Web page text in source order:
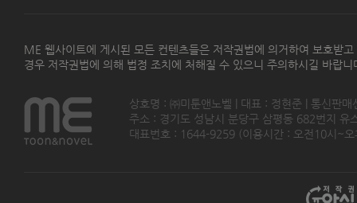
ME 웹사이트에 게시된 모든 컨텐츠들은 저작권법에 의거하여 보호받
경우 저작권법에 의해 법정 조치에 처해질 수 있으니 주의하시길 바랍니
상호명 : ㈜미툰앤노벨 | 대표 : 정현준 | 통신판
주소 : 경기도 성남시 분당구 삼평동 682번지
대표번호 : 1644-9259 (이용시간 : 오전10시~